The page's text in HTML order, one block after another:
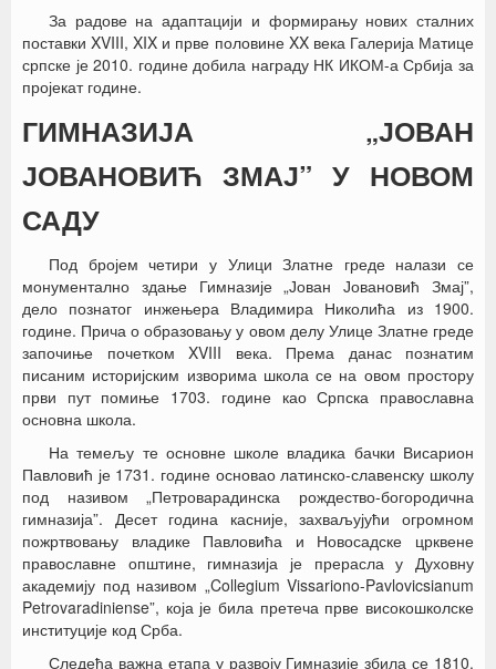
За радове на адаптацији и формирању нових сталних
поставки XVIII, XIX и прве половине XX века Галерија Матице
српске је 2010. године добила награду НК ИКОМ-а Србија за
пројекат године.
ГИМНАЗИЈА „ЈОВАН
ЈОВАНОВИЋ ЗМАЈ” У НОВОМ
САДУ
Под бројем четири у Улици Златне греде налази се
монументално здање Гимназије „Јован Јовановић Змај”,
дело познатог инжењера Владимира Николића из 1900.
године. Прича о образовању у овом делу Улице Златне греде
започиње почетком XVIII века. Према данас познатим
писаним историјским изворима школа се на овом простору
први пут помиње 1703. године као Српска православна
основна школа.
На темељу те основне школе владика бачки Висарион
Павловић је 1731. године основао латинско-славенску школу
под називом „Петроварадинска рождество-богородична
гимназија”. Десет година касније, захваљујући огромном
пожртвовању владике Павловића и Новосадске црквене
православне општине, гимназија је прерасла у Духовну
академију под називом „Collegium Vissariono-Pavlovicsianum
Petrovaradiniense”, која је била претеча прве високошколске
институције код Срба.
Следећа важна етапа у развоју Гимназије збила се 1810.